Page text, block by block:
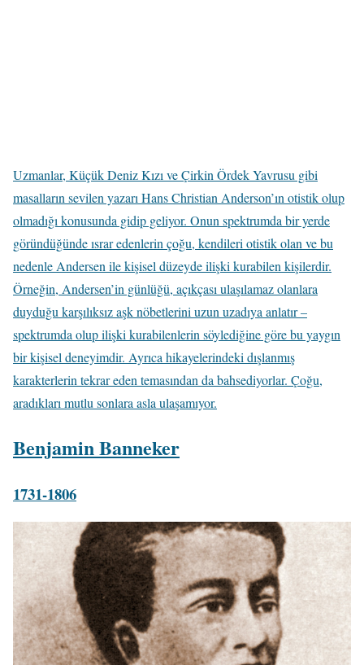
Uzmanlar, Küçük Deniz Kızı ve Çirkin Ördek Yavrusu gibi
masalların sevilen yazarı Hans Christian Anderson’ın otistik olup
olmadığı konusunda gidip geliyor. Onun spektrumda bir yerde
göründüğünde ısrar edenlerin çoğu, kendileri otistik olan ve bu
nedenle Andersen ile kişisel düzeyde ilişki kurabilen kişilerdir.
Örneğin, Andersen’in günlüğü, açıkçası ulaşılamaz olanlara
duyduğu karşılıksız aşk nöbetlerini uzun uzadıya anlatır –
spektrumda olup ilişki kurabilenlerin söylediğine göre bu yaygın
bir kişisel deneyimdir. Ayrıca hikayelerindeki dışlanmış
karakterlerin tekrar eden temasından da bahsediyorlar. Çoğu,
aradıkları mutlu sonlara asla ulaşamıyor.
Benjamin Banneker
1731-1806